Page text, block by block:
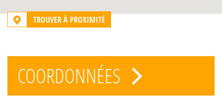
TROUVER À PROXIMITÉ
COORDONNÉES